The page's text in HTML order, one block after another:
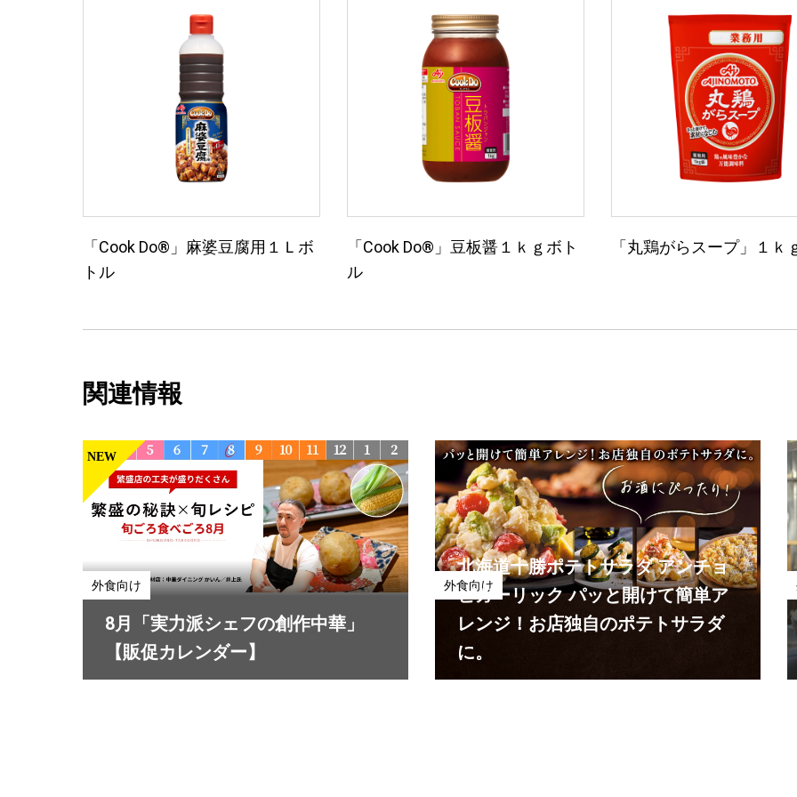
「Cook Do®」麻婆豆腐用１Ｌボ
トル
「Cook Do®」豆板醤１ｋｇボト
ル
「丸鶏がらスープ」１ｋ
関連情報
外食向け
8月「実力派シェフの創作中華」
【販促カレンダー】
NEW
外食向け
北海道十勝ポテトサラダ アンチョ
ビガーリック パッと開けて簡単ア
レンジ！お店独自のポテトサラダ
に。